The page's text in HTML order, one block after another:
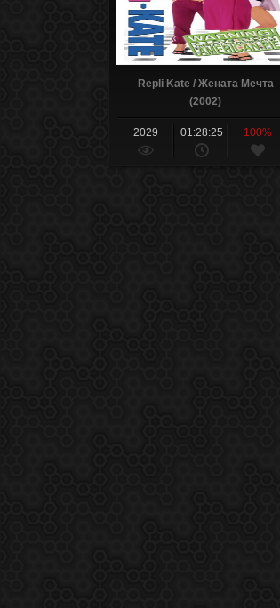
Repli Kate / Жената Мечта
(2002)
2029 01:28:25 100%